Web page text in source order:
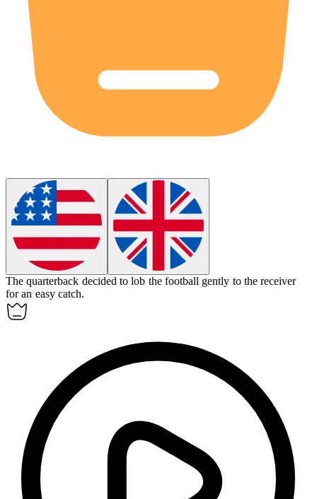
The quarterback decided tolob the football gently to the receiver
for an easy catch.